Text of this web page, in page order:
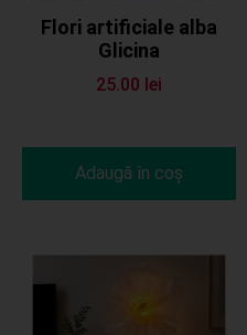
Flori artificiale alba
Glicina
25.00 lei
Adaugă în coș